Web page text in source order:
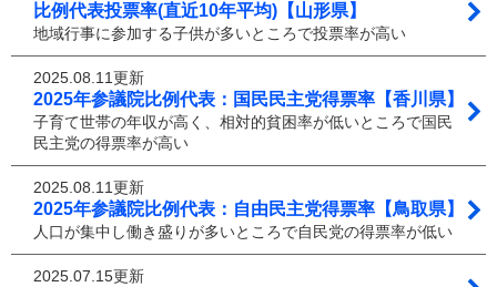
比例代表投票率(直近10年平均)【山形県】
地域行事に参加する子供が多いところで投票率が高い
2025.08.11更新
2025年参議院比例代表：国民民主党得票率【香川県】
子育て世帯の年収が高く、相対的貧困率が低いところで国民
民主党の得票率が高い
2025.08.11更新
2025年参議院比例代表：自由民主党得票率【鳥取県】
人口が集中し働き盛りが多いところで自民党の得票率が低い
2025.07.15更新